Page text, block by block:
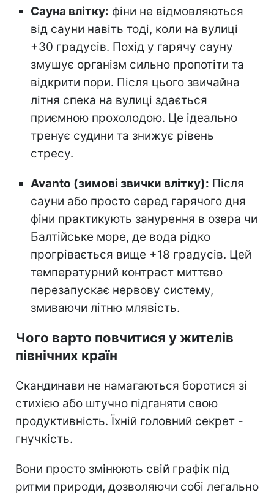
Сауна влітку: фіни не відмовляються
від сауни навіть тоді, коли на вулиці
+30 градусів. Похід у гарячу сауну
змушує організм сильно пропотіти та
відкрити пори. Після цього звичайна
літня спека на вулиці здається
приємною прохолодою. Це ідеально
тренує судини та знижує рівень
стресу.
Avanto (зимові звички влітку): Після
сауни або просто серед гарячого дня
фіни практикують занурення в озера чи
Балтійське море, де вода рідко
прогрівається вище +18 градусів. Цей
температурний контраст миттєво
перезапускає нервову систему,
змиваючи літню млявість.
Чого варто повчитися у жителів
північних країн
Скандинави не намагаються боротися зі
стихією або штучно підганяти свою
продуктивність. Їхній головний секрет -
гнучкість.
Вони просто змінюють свій графік під
ритми природи, дозволяючи собі легально